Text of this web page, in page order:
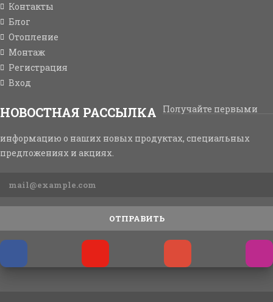
Контакты
Блог
Отопление
Монтаж
Регистрация
Вход
НОВОСТНАЯ РАССЫЛКА Получайте первыми
информацию о наших новых продуктах, специальных
предложениях и акциях.
ОТПРАВИТЬ